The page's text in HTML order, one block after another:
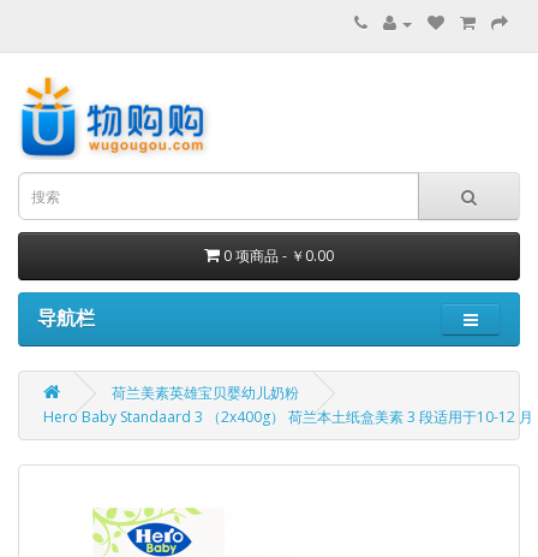
0 项商品 - ￥0.00
导航栏
荷兰美素英雄宝贝婴幼儿奶粉
Hero Baby Standaard 3 （2x400g） 荷兰本土纸盒美素 3 段适用于10-12